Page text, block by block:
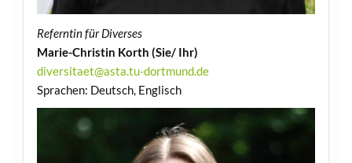
Referntin für Diverses
Marie-Christin Korth (Sie/ Ihr)
diversitaet@asta.tu-dortmund.de
Sprachen: Deutsch, Englisch